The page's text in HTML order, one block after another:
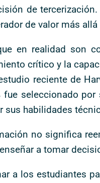
de
de valor más
en realidad son
crítico y la
reciente de
seleccionado
sus habilidades
no significa
a tomar
a los estudiantes